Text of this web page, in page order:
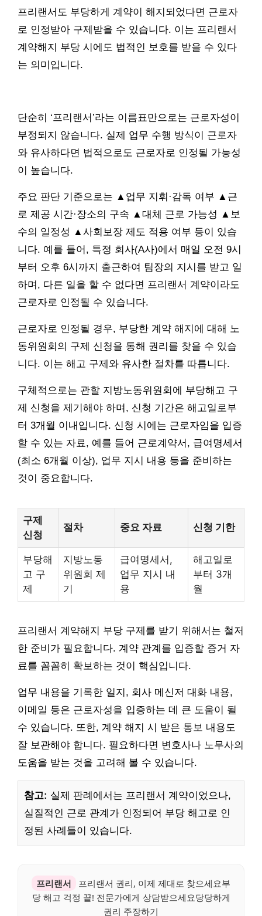
프리랜서도 부당하게 계약이 해지되었다면 근로자
로 인정받아 구제받을 수 있습니다. 이는 프리랜서
계약해지 부당 시에도 법적인 보호를 받을 수 있다
는 의미입니다.
단순히 ‘프리랜서’라는 이름표만으로는 근로자성이
부정되지 않습니다. 실제 업무 수행 방식이 근로자
와 유사하다면 법적으로도 근로자로 인정될 가능성
이 높습니다.
주요 판단 기준으로는 ▲업무 지휘·감독 여부 ▲근
로 제공 시간·장소의 구속 ▲대체 근로 가능성 ▲보
수의 일정성 ▲사회보장 제도 적용 여부 등이 있습
니다. 예를 들어, 특정 회사(A사)에서 매일 오전 9시
부터 오후 6시까지 출근하여 팀장의 지시를 받고 일
하며, 다른 일을 할 수 없다면 프리랜서 계약이라도
근로자로 인정될 수 있습니다.
근로자로 인정될 경우, 부당한 계약 해지에 대해 노
동위원회의 구제 신청을 통해 권리를 찾을 수 있습
니다. 이는 해고 구제와 유사한 절차를 따릅니다.
구체적으로는 관할 지방노동위원회에 부당해고 구
제 신청을 제기해야 하며, 신청 기간은 해고일로부
터 3개월 이내입니다. 신청 시에는 근로자임을 입증
할 수 있는 자료, 예를 들어 근로계약서, 급여명세서
(최소 6개월 이상), 업무 지시 내용 등을 준비하는
것이 중요합니다.
구제
신청
절차 중요 자료 신청 기한
부당해
고 구
제
지방노동
위원회 제
기
급여명세서,
업무 지시 내
용
해고일로
부터 3개
월
프리랜서 계약해지 부당 구제를 받기 위해서는 철저
한 준비가 필요합니다. 계약 관계를 입증할 증거 자
료를 꼼꼼히 확보하는 것이 핵심입니다.
업무 내용을 기록한 일지, 회사 메신저 대화 내용,
이메일 등은 근로자성을 입증하는 데 큰 도움이 될
수 있습니다. 또한, 계약 해지 시 받은 통보 내용도
잘 보관해야 합니다. 필요하다면 변호사나 노무사의
도움을 받는 것을 고려해 볼 수 있습니다.
참고: 실제 판례에서는 프리랜서 계약이었으나,
실질적인 근로 관계가 인정되어 부당 해고로 인
정된 사례들이 있습니다.
프리랜서
프리랜서 권리, 이제 제대로 찾으세요부
당 해고 걱정 끝! 전문가에게 상담받으세요당당하게
권리 주장하기